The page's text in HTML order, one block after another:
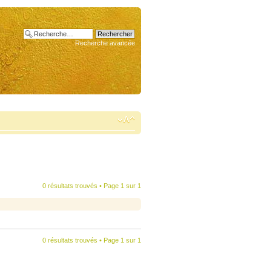
Recherche avancée
0 résultats trouvés • Page 1 sur 1
0 résultats trouvés • Page 1 sur 1